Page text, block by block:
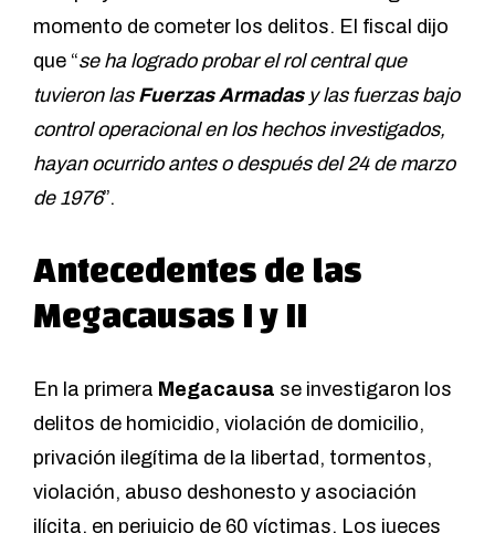
momento de cometer los delitos. El fiscal dijo
que “se ha logrado probar el rol central que
tuvieron las Fuerzas Armadasy las fuerzas bajo
control operacional en los hechos investigados,
hayan ocurrido antes o después del 24 de marzo
de 1976”.
Antecedentes de las
Megacausas I y II
En la primera Megacausa se investigaron los
delitos de homicidio, violación de domicilio,
privación ilegítima de la libertad, tormentos,
violación, abuso deshonesto y asociación
ilícita, en perjuicio de 60 víctimas. Los jueces